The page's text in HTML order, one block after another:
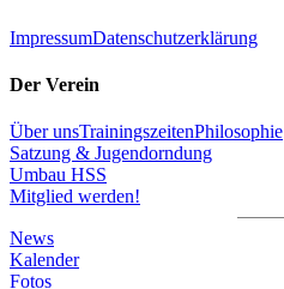
ImpressumDatenschutzerklärung
Der Verein
Über unsTrainingszeitenPhilosophie
Satzung & Jugendorndung
Umbau HSS
Mitglied werden!
News
Kalender
Fotos